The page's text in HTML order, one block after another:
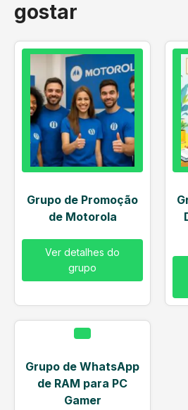
gostar
Grupo de Promoção
de Motorola
Ver detalhes do
grupo
Grupo de WhatsApp
de RAM para PC
Gamer